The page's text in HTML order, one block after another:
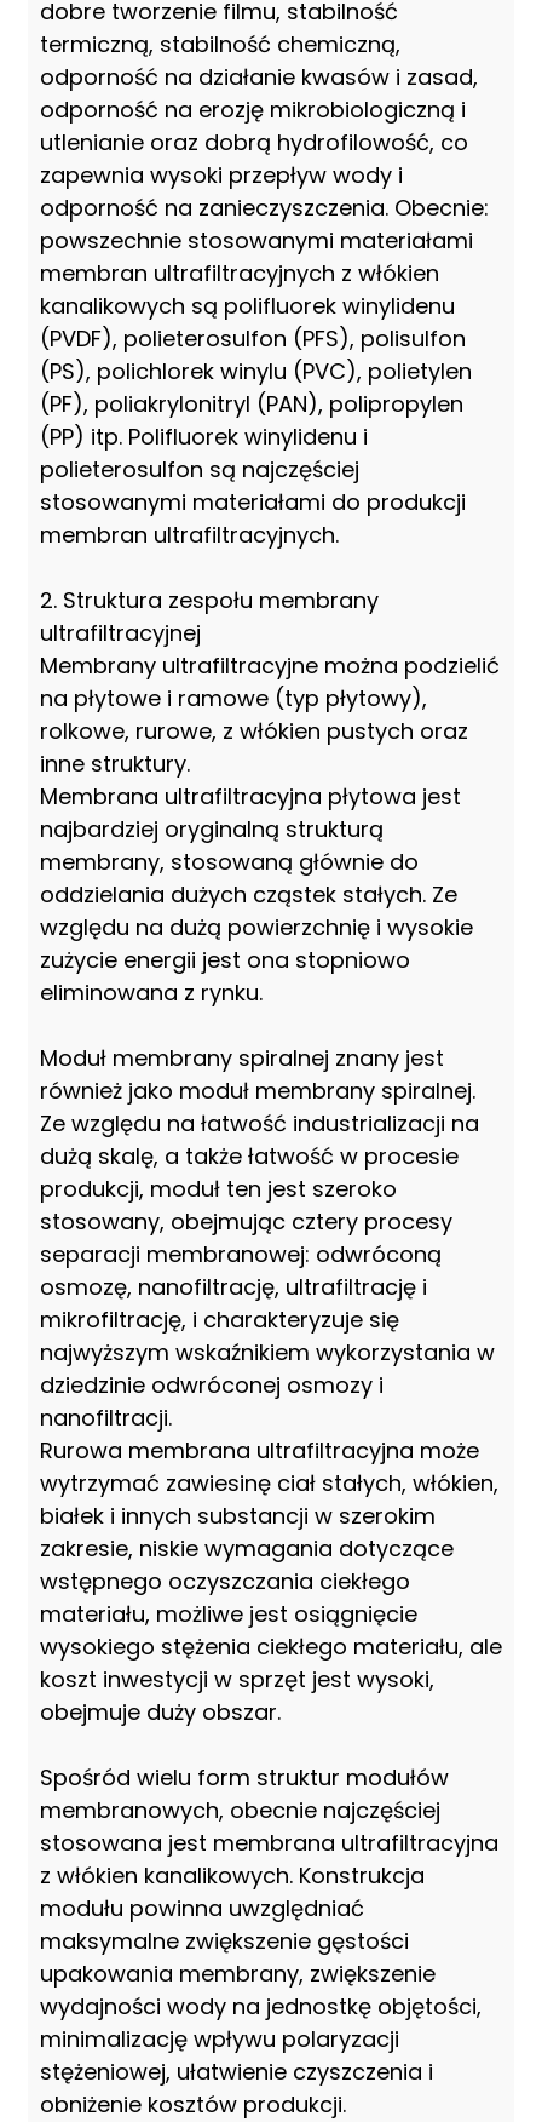
dobre tworzenie filmu, stabilność
termiczną, stabilność chemiczną,
odporność na działanie kwasów i zasad,
odporność na erozję mikrobiologiczną i
utlenianie oraz dobrą hydrofilowość, co
zapewnia wysoki przepływ wody i
odporność na zanieczyszczenia. Obecnie:
powszechnie stosowanymi materiałami
membran ultrafiltracyjnych z włókien
kanalikowych są polifluorek winylidenu
(PVDF), polieterosulfon (PFS), polisulfon
(PS), polichlorek winylu (PVC), polietylen
(PF), poliakrylonitryl (PAN), polipropylen
(PP) itp. Polifluorek winylidenu i
polieterosulfon są najczęściej
stosowanymi materiałami do produkcji
membran ultrafiltracyjnych.
2. Struktura zespołu membrany
ultrafiltracyjnej
Membrany ultrafiltracyjne można podzielić
na płytowe i ramowe (typ płytowy),
rolkowe, rurowe, z włókien pustych oraz
inne struktury.
Membrana ultrafiltracyjna płytowa jest
najbardziej oryginalną strukturą
membrany, stosowaną głównie do
oddzielania dużych cząstek stałych. Ze
względu na dużą powierzchnię i wysokie
zużycie energii jest ona stopniowo
eliminowana z rynku.
Moduł membrany spiralnej znany jest
również jako moduł membrany spiralnej.
Ze względu na łatwość industrializacji na
dużą skalę, a także łatwość w procesie
produkcji, moduł ten jest szeroko
stosowany, obejmując cztery procesy
separacji membranowej: odwróconą
osmozę, nanofiltrację, ultrafiltrację i
mikrofiltrację, i charakteryzuje się
najwyższym wskaźnikiem wykorzystania w
dziedzinie odwróconej osmozy i
nanofiltracji.
Rurowa membrana ultrafiltracyjna może
wytrzymać zawiesinę ciał stałych, włókien,
białek i innych substancji w szerokim
zakresie, niskie wymagania dotyczące
wstępnego oczyszczania ciekłego
materiału, możliwe jest osiągnięcie
wysokiego stężenia ciekłego materiału, ale
koszt inwestycji w sprzęt jest wysoki,
obejmuje duży obszar.
Spośród wielu form struktur modułów
membranowych, obecnie najczęściej
stosowana jest membrana ultrafiltracyjna
z włókien kanalikowych. Konstrukcja
modułu powinna uwzględniać
maksymalne zwiększenie gęstości
upakowania membrany, zwiększenie
wydajności wody na jednostkę objętości,
minimalizację wpływu polaryzacji
stężeniowej, ułatwienie czyszczenia i
obniżenie kosztów produkcji.